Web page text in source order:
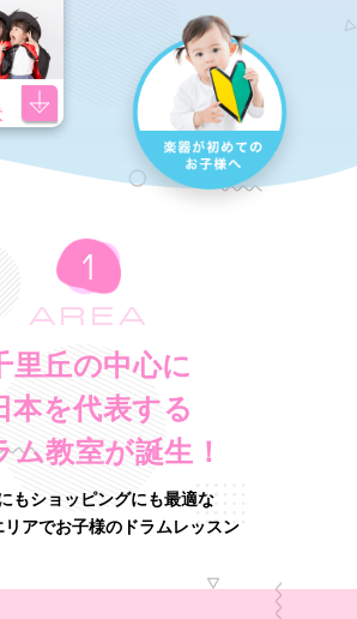
AREA
里丘の中心に
本を代表する
ム教室が誕生！
もショッピングにも最適な
リアでお子様のドラムレッスン